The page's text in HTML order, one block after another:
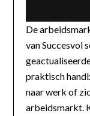
De
van Succesvol
praktisch
naar werk of
arbeidsmarkt.